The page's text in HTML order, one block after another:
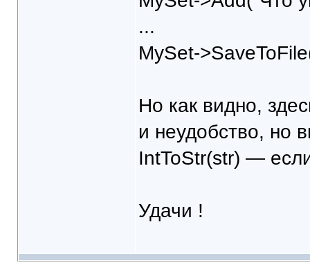
...
MySet-
Но как видно,
и неудобство, но
IntToStr(str) —
Удачи !